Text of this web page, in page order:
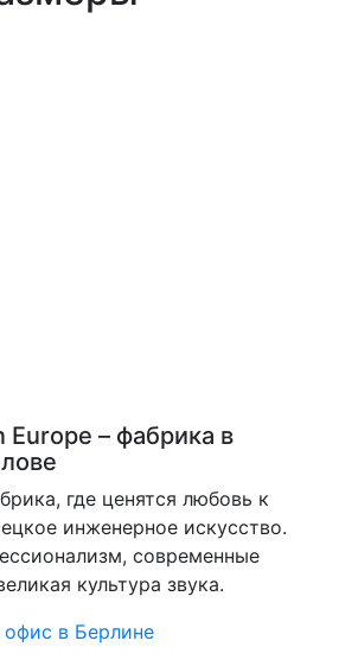
Europe – фабрика в
где ценятся любовь к
инженерное искусство.
современные
культура звука.
офис в Берлине